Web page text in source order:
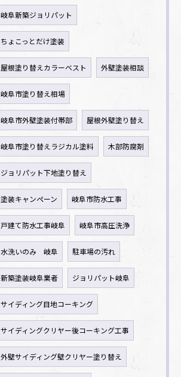
岐阜新築ジョリパット
ちょこっとだけ塗装
屋根塗り替えカラーベスト 外壁塗装相談
岐阜市塗り替え相場
岐阜市外壁塗装付帯部 屋根外壁塗り替え
岐阜市塗り替えラジカル塗料 木部防腐剤
ジョリパット下地塗り替え
塗装キャンペーン 岐阜市防水工事
戸建て防水工事岐阜 岐阜市高圧洗浄
水洗いのみ 岐阜 駐車場の汚れ
新築塗装岐阜業者 ジョリパット岐阜
サイディング目地コーキング
サイディングクリヤー後コーキング工事
外壁サイディング壁クリヤー塗り替え